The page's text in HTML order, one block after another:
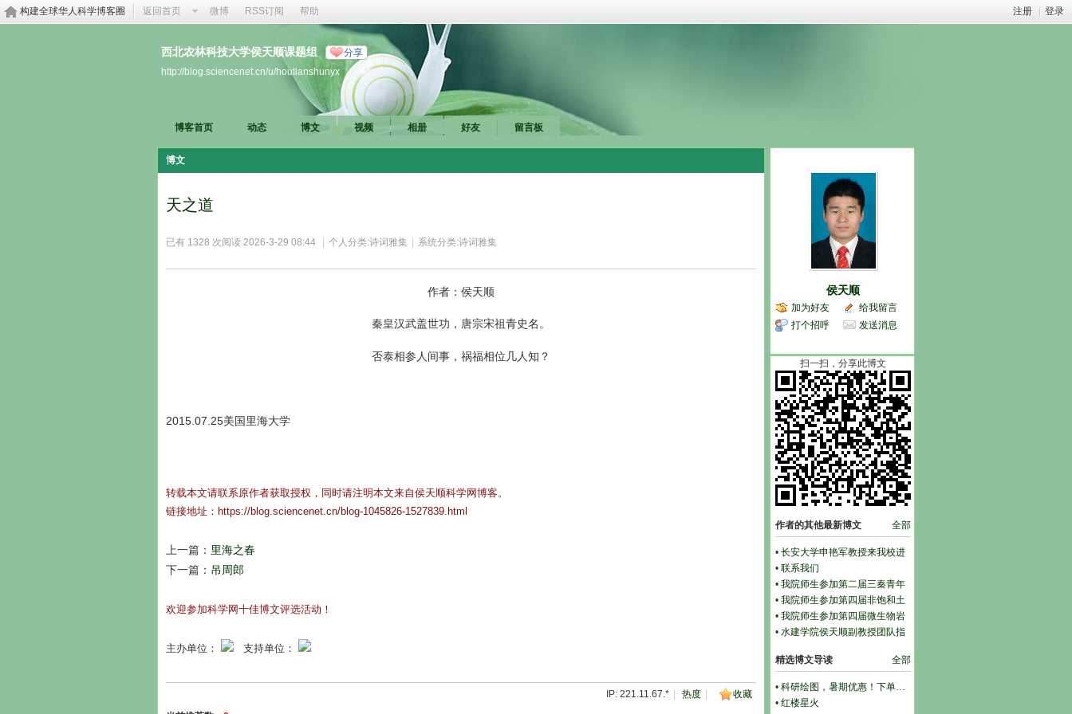
注册 登录
构建全球华人科学博客圈 返回首页 微博 RSS订阅 帮助
西北农林科技大学侯天顺课题组 分享
http://blog.sciencenet.cn/u/houtianshunyx
博客首页 动态 博文 视频 相册 好友 留言板
博文
天之道
已有 1328 次阅读 2026-3-29 08:44 个人分类:诗词雅集 系统分类:诗词雅集
作者：侯天顺
秦皇汉武盖世功，唐宗宋祖青史名。
否泰相参人间事，祸福相位几人知？
2015.07.25美国里海大学
转载本文请联系原作者获取授权，同时请注明本文来自侯天顺科学网博客。
链接地址： https://blog.sciencenet.cn/blog-1045826-1527839.html
上一篇： 里海之春
下一篇： 吊周郎
欢迎参加科学网十佳博文评选活动！
主办单位： 支持单位：
收藏
IP: 221.11.67.* 热度
侯天顺
加为好友
给我留言
打个招呼
发送消息
扫一扫，分享此博文
全部
作者的其他最新博文
• 长安大学申艳军教授来我校进
行访问交流
• 联系我们
• 我院师生参加第二届三秦青年
岩土论坛
• 我院师生参加第四届非饱和土
与特殊土力学及工程学术研讨会
• 我院师生参加第四届微生物岩
土与材料工程学术会议
• 水建学院侯天顺副教授团队指
表论文
全部
精选博文导读
• 科研绘图，暑期优惠！下单立减500元
• 红楼星火